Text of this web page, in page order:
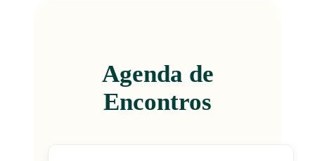
Agenda de
Encontros